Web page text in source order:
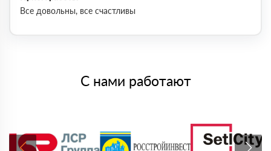
Все довольны, все счастливы
С нами работают